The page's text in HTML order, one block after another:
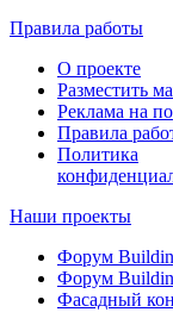
Правила работы
О проекте
Разместить
Реклама на
Правила
Политика
Наши проекты
Форум
Форум
Фасадный